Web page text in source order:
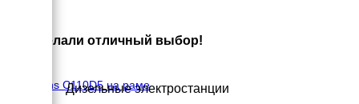
Cummins C110D5 на раме
Вы сделали отличный выбор!
Дизельные электростанции